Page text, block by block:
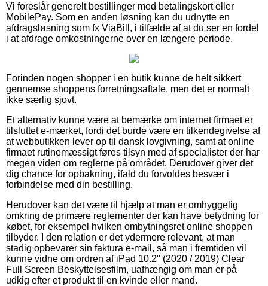
Vi foreslår generelt bestillinger med betalingskort eller
MobilePay. Som en anden løsning kan du udnytte en
afdragsløsning som fx ViaBill, i tilfælde af at du ser en fordel
i at afdrage omkostningerne over en længere periode.
Forinden nogen shopper i en butik kunne de helt sikkert
gennemse shoppens forretningsaftale, men det er normalt
ikke særlig sjovt.
Et alternativ kunne være at bemærke om internet firmaet er
tilsluttet e-mærket, fordi det burde være en tilkendegivelse af
at webbutikken lever op til dansk lovgivning, samt at online
firmaet rutinemæssigt føres tilsyn med af specialister der har
megen viden om reglerne på området. Derudover giver det
dig chance for opbakning, ifald du forvoldes besvær i
forbindelse med din bestilling.
Herudover kan det være til hjælp at man er omhyggelig
omkring de primære reglementer der kan have betydning for
købet, for eksempel hvilken ombytningsret online shoppen
tilbyder. I den relation er det ydermere relevant, at man
stadig opbevarer sin faktura e-mail, så man i fremtiden vil
kunne vidne om ordren af iPad 10.2" (2020 / 2019) Clear
Full Screen Beskyttelsesfilm, uafhængig om man er på
udkig efter et produkt til en kvinde eller mand.